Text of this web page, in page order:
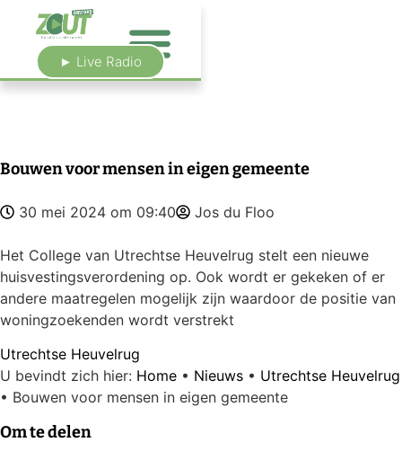
► Live Radio
Bouwen voor mensen in eigen gemeente
30 mei 2024 om 09:40 Jos du Floo
Het College van Utrechtse Heuvelrug stelt een nieuwe
huisvestingsverordening op. Ook wordt er gekeken of er
andere maatregelen mogelijk zijn waardoor de positie van
woningzoekenden wordt verstrekt
Utrechtse Heuvelrug
U bevindt zich hier: Home • Nieuws • Utrechtse Heuvelrug
• Bouwen voor mensen in eigen gemeente
Om te delen